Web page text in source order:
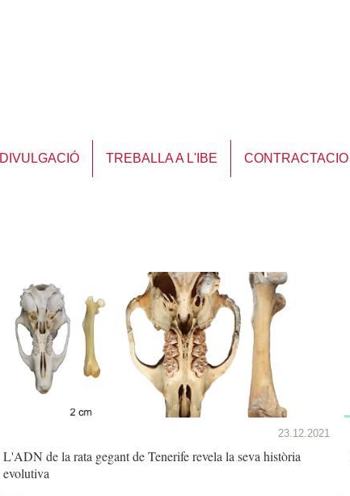
DIVULGACIÓ TREBALLA A L'IBE CONTRACTACIO
23.12.2021
L'ADN de la rata gegant de Tenerife revela la seva història
evolutiva